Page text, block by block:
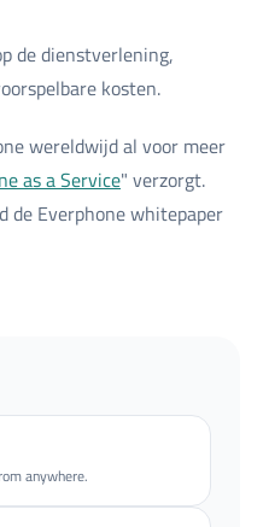
de dienstverlening,
kosten.
wereldwijd al voor meer
as a Service" verzorgt.
de Everphone whitepaper
anywhere.